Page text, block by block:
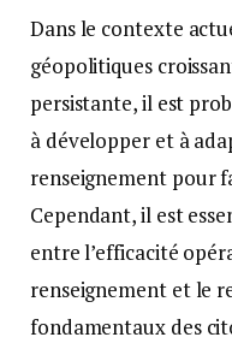
Dans le contexte
géopolitiques
persistante, il est
à développer et à
renseignement pour
Cependant, il est
entre l’efficacité
renseignement et le
fondamentaux des